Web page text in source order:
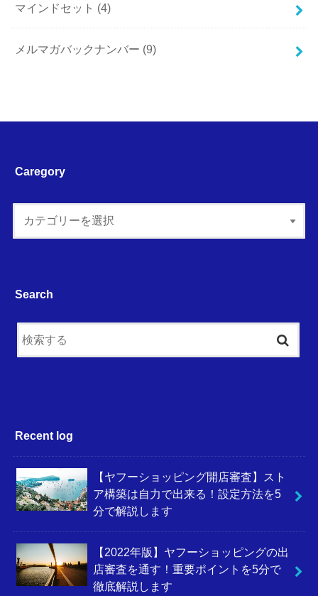
マインドセット (4)
メルマガバックナンバー (9)
Caregory
Search
Recent log
【ヤフーショッピング開店審査】スト
ア構築は自力で出来る！設定方法を5
分で解説します
【2022年版】ヤフーショッピングの出
店審査を通す！重要ポイントを5分で
徹底解説します